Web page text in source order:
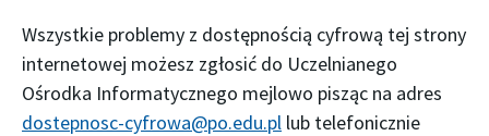
Wszystkie problemy z dostępnością cyfrową tej strony
internetowej możesz zgłosić do Uczelnianego
Ośrodka Informatycznego mejlowo pisząc na adres
dostepnosc-cyfrowa@po.edu.pl lub telefonicznie